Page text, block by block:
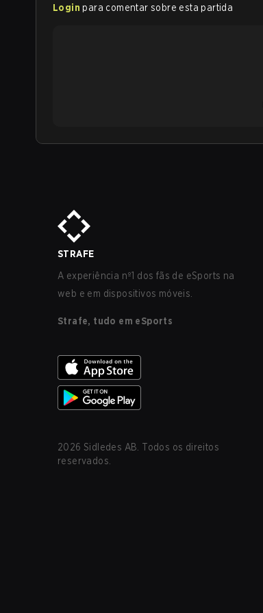
Login para comentar sobre esta partida
STRAFE
A experiência nº1 dos fãs de eSports na
web e em dispositivos móveis.
Strafe, tudo em eSports
2026 Sidledes AB. Todos os direitos
reservados.